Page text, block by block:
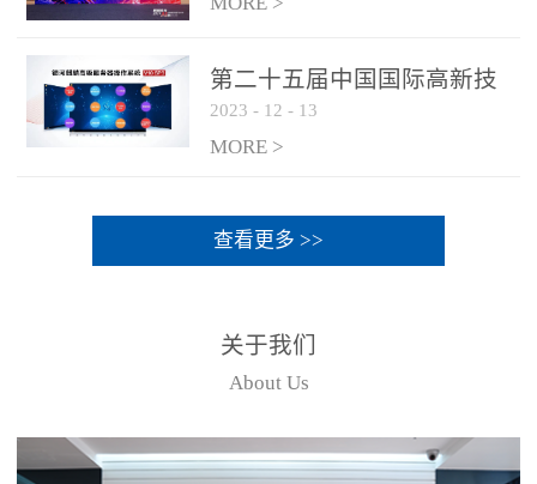
第二十五届中国国际高新技
术成果交易会 银河麒麟高级
服务器操作系统荣获 “优秀
2023 - 12 - 13
MORE >
查看更多 >>
关于我们
About Us